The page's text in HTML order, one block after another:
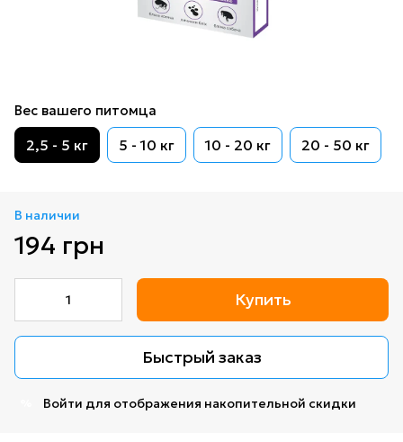
Вес вашего питомца
2,5 - 5 кг 5 - 10 кг 10 - 20 кг 20 - 50 кг
В наличии
194 грн
Купить
Быстрый заказ
Войти для отображения накопительной скидки